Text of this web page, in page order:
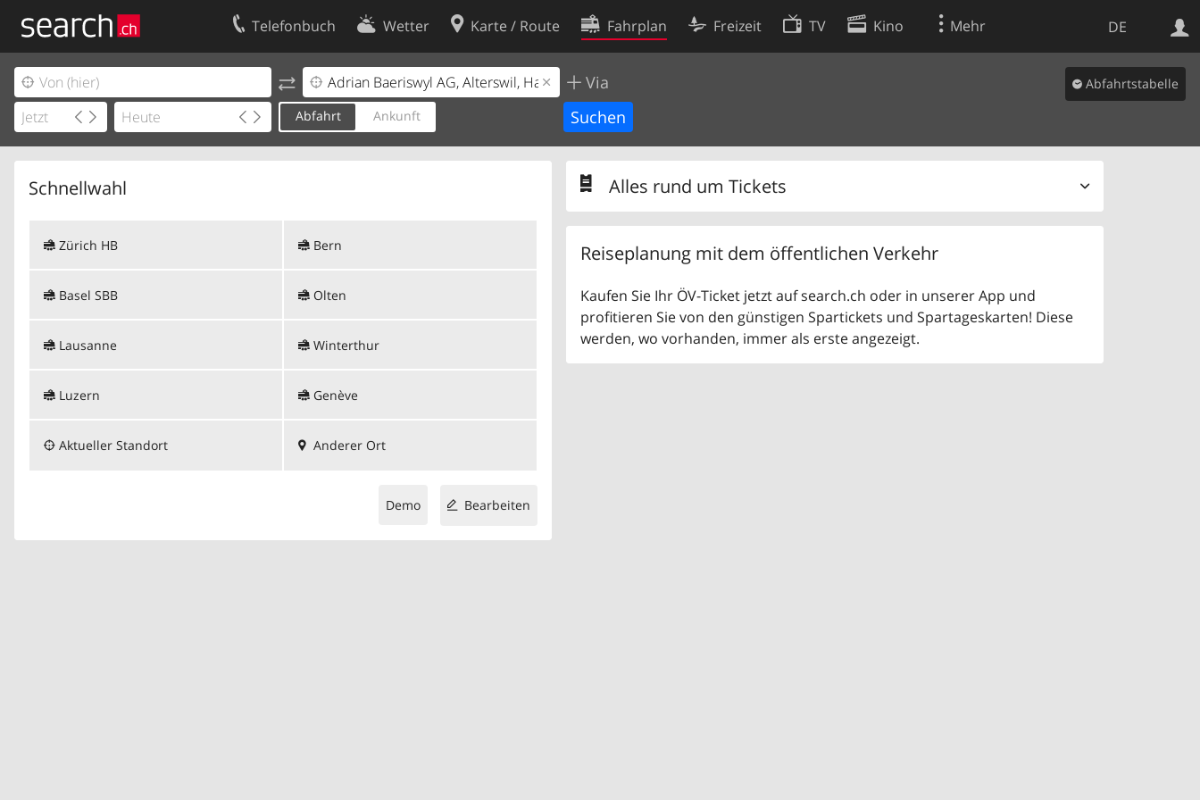
DE
Telefonbuch Wetter Karte / Route Fahrplan Freizeit TV Kino Mehr
Via
Abfahrt Ankunft
Abfahrtstabelle
Schnellwahl
Zürich HB
Basel SBB
Lausanne
Luzern
Bern
Olten
Winterthur
Genève
Aktueller Standort Anderer Ort
Bearbeiten
Demo
Alles rund um Tickets
Reiseplanung mit dem öffentlichen Verkehr
Kaufen Sie Ihr ÖV-Ticket jetzt auf search.ch oder in unserer App und
profitieren Sie von den günstigen Spartickets und Spartageskarten! Diese
werden, wo vorhanden, immer als erste angezeigt.
Ihr Eintrag
Kundencenter Geschäftskunden
Kontakt
Nutzungsbedingungen
Cookie-Einstellungen